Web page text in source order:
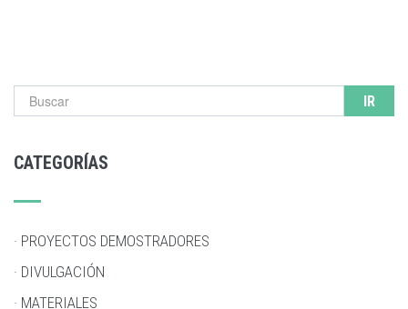
Formulario de búsqueda
CATEGORÍAS
· PROYECTOS DEMOSTRADORES
· DIVULGACIÓN
· MATERIALES